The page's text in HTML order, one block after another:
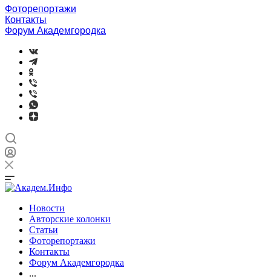
Фоторепортажи
Контакты
Форум Академгородка
Новости
Авторские колонки
Статьи
Фоторепортажи
Контакты
Форум Академгородка
...